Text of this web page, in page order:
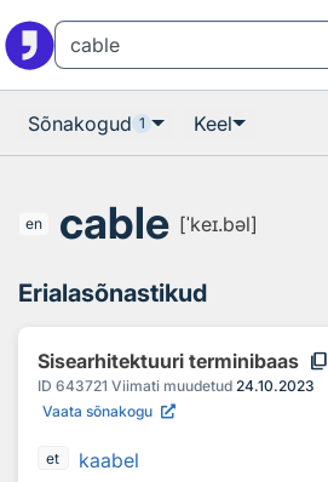
Sõnakogud 1 Keel
en cable [ˈkeɪ.bəl]
Erialasõnastikud
Sisearhitektuuri terminibaas content_copy
ID 643721 Viimati muudetud 24.10.2023
Vaata sõnakogu
et kaabel